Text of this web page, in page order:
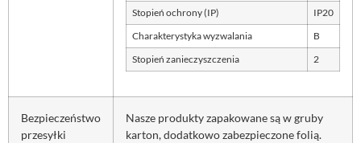
Stopień ochrony (IP) IP20
Charakterystyka wyzwalania B
Stopień zanieczyszczenia 2
Bezpieczeństwo
przesyłki
Nasze produkty zapakowane są w gruby
karton, dodatkowo zabezpieczone folią.